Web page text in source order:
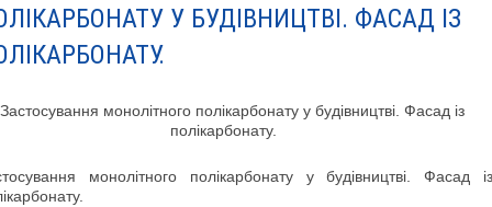
У БУДІВНИЦТВІ. ФАСАД ІЗ
монолітного полікарбонату у будівництві. Фасад із